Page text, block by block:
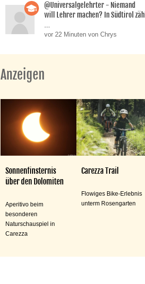
@Universalgelehrter - Niemand
will Lehrer machen? In Südtirol zähl
...
vor 22 Minuten von Chrys
Anzeigen
Sonnenfinsternis
über den Dolomiten
Aperitivo beim
besonderen
Naturschauspiel in
Carezza
Carezza Trail
Flowiges Bike-Erlebnis
unterm Rosengarten